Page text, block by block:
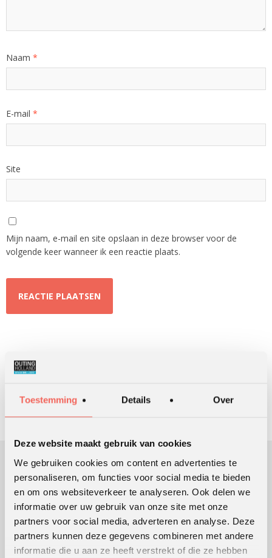
Toestemming Details Over
Deze website maakt gebruik van cookies
We gebruiken cookies om content en advertenties te
personaliseren, om functies voor social media te bieden
en om ons websiteverkeer te analyseren. Ook delen we
informatie over uw gebruik van onze site met onze
partners voor social media, adverteren en analyse. Deze
partners kunnen deze gegevens combineren met andere
informatie die u aan ze heeft verstrekt of die ze hebben
Naam *
E-mail *
Site
Mijn naam, e-mail en site opslaan in deze browser voor de
volgende keer wanneer ik een reactie plaats.
ZOEKEN
OUTING HOLLAND
Sinds 1991 ondersteunen we klanten bij het ontwikkelen en
uitvoeren van leer- en ontwikkelingsprocessen die mensen en
organisaties in beweging brengen en houden.
Lees meer over ons